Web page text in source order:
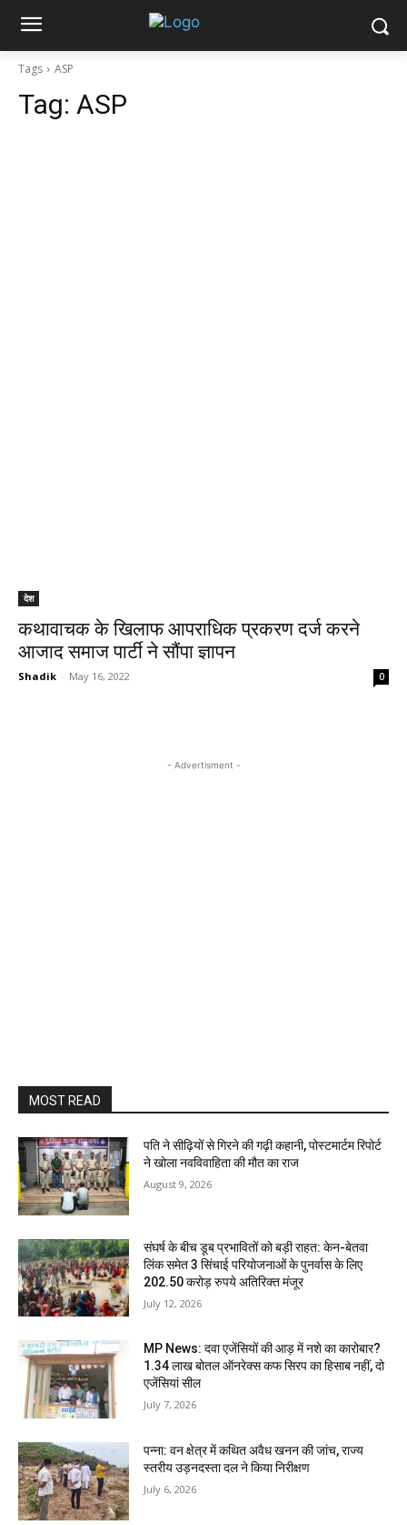
Tags ASP
Tag: ASP
देश
कथावाचक के खिलाफ आपराधिक प्रकरण दर्ज करने
आजाद समाज पार्टी ने सौंपा ज्ञापन
Shadik - May 16, 2022 0
- Advertisment -
MOST READ
पति ने सीढ़ियों से गिरने की गढ़ी कहानी, पोस्टमार्टम रिपोर्ट
ने खोला नवविवाहिता की मौत का राज
August 9, 2026
संघर्ष के बीच डूब प्रभावितों को बड़ी राहत: केन-बेतवा
लिंक समेत 3 सिंचाई परियोजनाओं के पुनर्वास के लिए
202.50 करोड़ रुपये अतिरिक्त मंजूर
July 12, 2026
MP News: दवा एजेंसियों की आड़ में नशे का कारोबार?
1.34 लाख बोतल ऑनरेक्स कफ सिरप का हिसाब नहीं, दो
एजेंसियां सील
July 7, 2026
पन्ना: वन क्षेत्र में कथित अवैध खनन की जांच, राज्य
स्तरीय उड़नदस्ता दल ने किया निरीक्षण
July 6, 2026